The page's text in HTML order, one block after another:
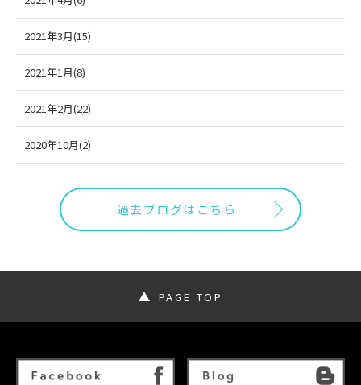
2021年3月(15)
2021年1月(8)
2021年2月(22)
2020年10月(2)
過去ブログはこちら
PAGE TOP